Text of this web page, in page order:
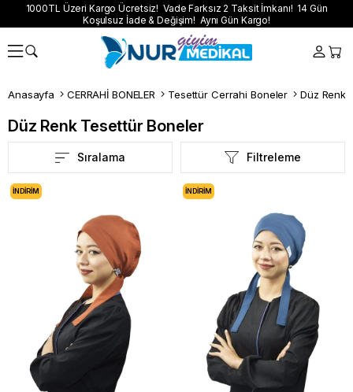
1000TL Üzeri Kargo Ücretsiz! Vade Farksız 2 Taksit İmkanı! 14 Gün
Koşulsuz İade & Değişim! Aynı Gün Kargo!
Anasayfa CERRAHİ BONELER Tesettür Cerrahi Boneler Düz Renk
Düz Renk Tesettür Boneler
Filtreleme
Sıralama
İNDIRIM İNDIRIM